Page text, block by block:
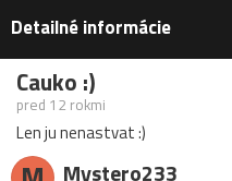
Detailné informácie
Cauko :)
pred 12 rokmi
Len ju nenastvat :)
Mystero233